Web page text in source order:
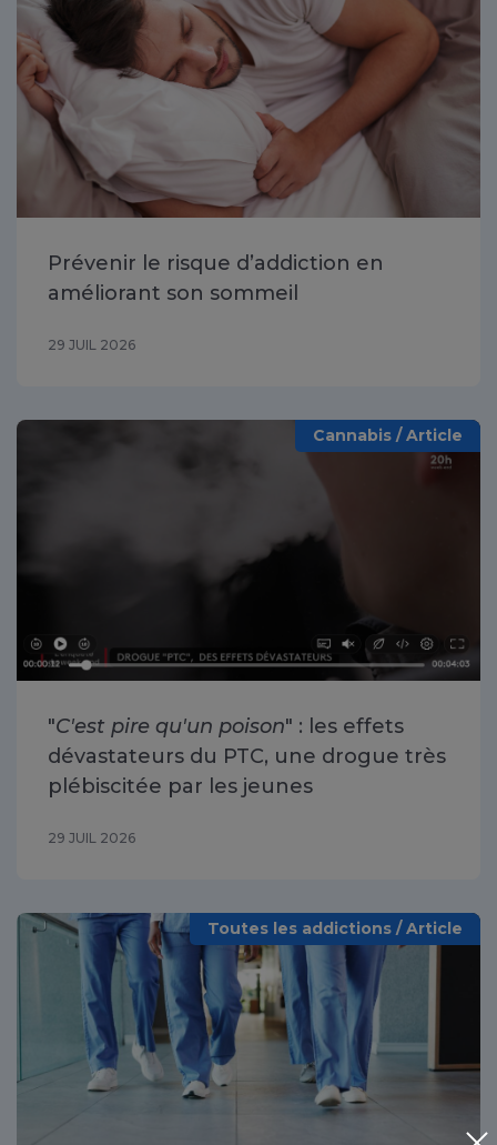
Prévenir le risque d’addiction en
améliorant son sommeil
29 JUIL 2026
Cannabis / Article
"C'est pire qu'un poison" : les effets
dévastateurs du PTC, une drogue très
plébiscitée par les jeunes
29 JUIL 2026
Toutes les addictions / Article